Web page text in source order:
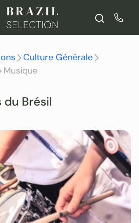
du Brésil
Culture Générale
Musique